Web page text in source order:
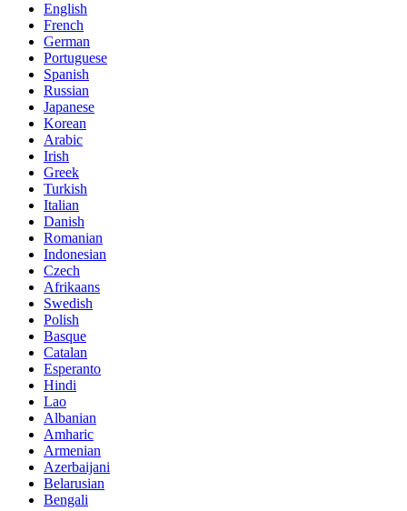
English
French
German
Portuguese
Spanish
Russian
Japanese
Korean
Arabic
Irish
Greek
Turkish
Italian
Danish
Romanian
Indonesian
Czech
Afrikaans
Swedish
Polish
Basque
Catalan
Esperanto
Hindi
Lao
Albanian
Amharic
Armenian
Azerbaijani
Belarusian
Bengali